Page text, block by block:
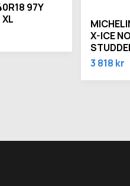
97Y
X-ICE
3 818 kr